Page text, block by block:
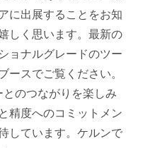
に出展することをお知
しく思います。最新の
ョナルグレードのツー
ースでご覧ください。
のつながりを楽しみ
精度へのコミットメン
しています。ケルンで